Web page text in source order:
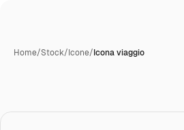
Home/Stock/Icone/Icona viaggio